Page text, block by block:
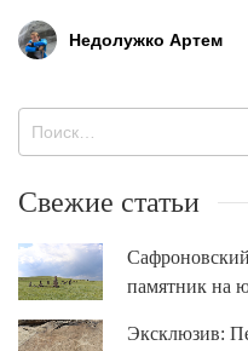
Недолужко Артем
Свежие статьи
памятник на
Эксклюзив: